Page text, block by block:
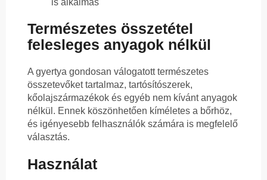
Természetes összetétel
felesleges anyagok nélkül
A gyertya gondosan válogatott természetes
összetevőket tartalmaz, tartósítószerek,
kőolajszármazékok és egyéb nem kívánt anyagok
nélkül. Ennek köszönhetően kíméletes a bőrhöz,
és igényesebb felhasználók számára is megfelelő
választás.
Használat